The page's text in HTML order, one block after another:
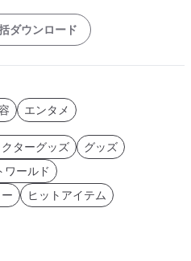
ダウンロード
エンタメ
ターグッズ
グッズ
ワールド
ヒットアイテム